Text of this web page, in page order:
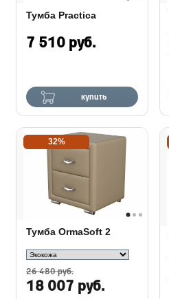
Тумба Practica
7 510 руб.
купить
32%
Тумба OrmaSoft 2
26 480 руб.
18 007 руб.